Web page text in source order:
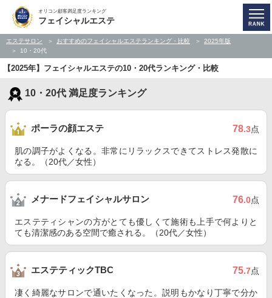
オリコン顧客満足度ランキング
フェイシャルエステ
エステサロン おすすめのフェイシャルエステランキング・比較
2025年版
10・20代
【2025年】フェイシャルエステの10・20代ランキング・比較
10・20代 満足度ランキング
ポーラの顔エステ 78.3点
肌の調子がよくなる。非常にリラックスできてストレス発散に
なる。（20代／女性）
メナードフェイシャルサロン 76.0点
エステティシャンの方がとても優しくて施術も上手で何よりと
ても清潔感のある空間で癒される。（20代／女性）
エステティックTBC 75.7点
凄く綺麗なサロンで通いたくなった。説明もかなり丁寧で分か